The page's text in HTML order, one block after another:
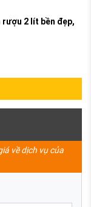
2 lít bền đẹp,
về dịch vụ của